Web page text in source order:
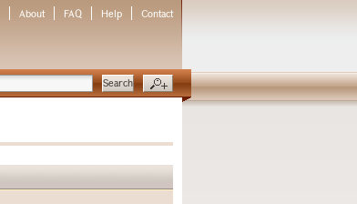
About FAQ Help Contact